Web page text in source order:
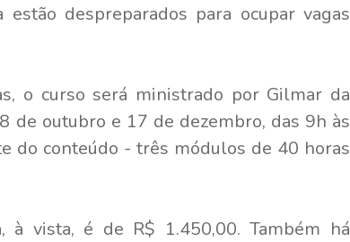
despreparados para ocupar vagas
o curso será ministrado por Gilmar da
de outubro e 17 de dezembro, das 9h às
do conteúdo - três módulos de 40 horas
à vista, é de R$ 1.450,00. Também há